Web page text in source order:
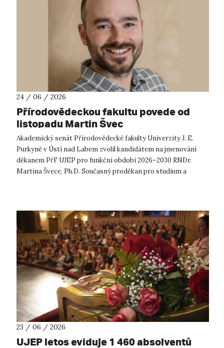
24 / 06 / 2026
Přírodovědeckou fakultu povede od
listopadu Martin Švec
Akademický senát Přírodovědecké fakulty Univerzity J. E.
Purkyně v Ústí nad Labem zvolil kandidátem na jmenování
děkanem PřF UJEP pro funkční období 2026–2030 RNDr.
Martina Švece, Ph.D. Současný proděkan pro studium a
23 / 06 / 2026
UJEP letos eviduje 1 460 absolventů